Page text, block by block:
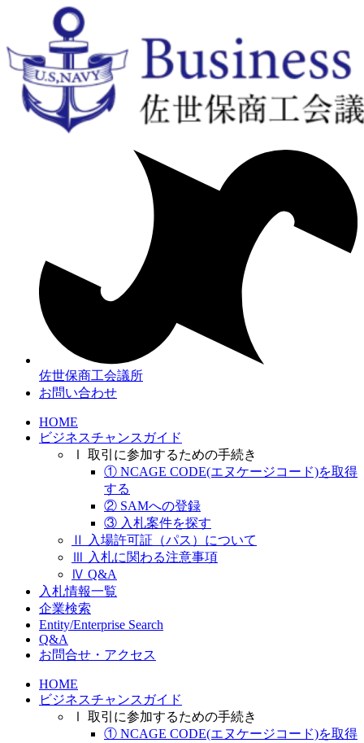
テ
ン
佐世保商工会議所
お問い合わせ
HOME
ビジネスチャンスガイド
Ⅰ 取引に参加するための手続き
① NCAGE CODE(エヌケージコード)を取得
する
② SAMへの登録
③ 入札案件を探す
Ⅱ 入場許可証（パス）について
Ⅲ 入札に関わる注意事項
Ⅳ Q&A
入札情報一覧
企業検索
Entity/Enterprise Search
Q&A
お問合せ・アクセス
HOME
ビジネスチャンスガイド
Ⅰ 取引に参加するための手続き
① NCAGE CODE(エヌケージコード)を取得